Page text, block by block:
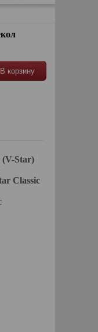
В корзину
(V-Star)
Classic